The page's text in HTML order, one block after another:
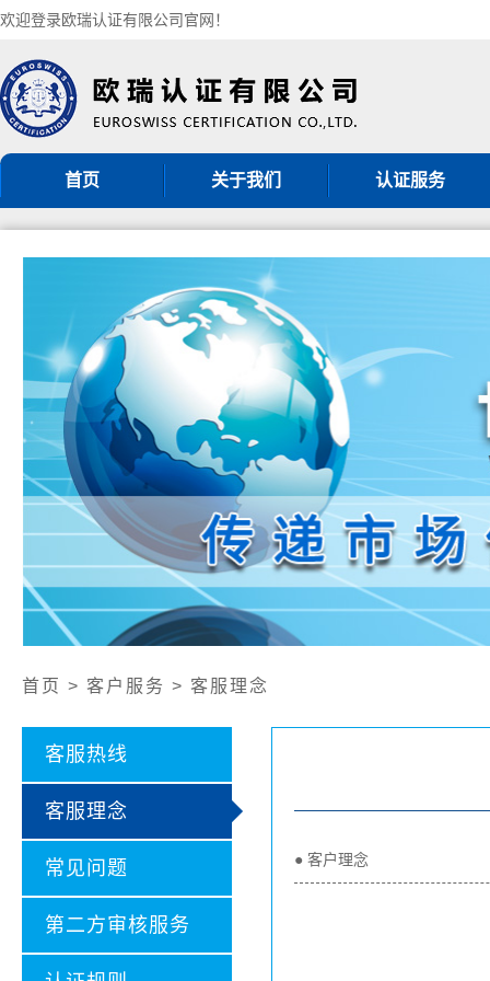
欢迎登录欧瑞认证有限公司官网！
首页 关于我们
机构简介
认证机构批准书
CNAS认可证书
认证服务
ISO9001认证
ISO27001认证
其他管理体系认证
公开文件
认证证书样本
认证业务范围
社会责任报告
首页 > 客户服务 > 客服理念
客服热线
客服理念
常见问题
第二方审核服务
● 客户理念